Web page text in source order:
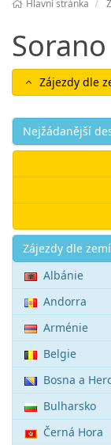
Hlavní stránka
Sorano
Zájezdy dle
Nejžádanější
Akce
Zájezdy dle zemí
Albánie
Andorra
Arménie
Belgie
Bosna a
Bulharsko
Černá Hora